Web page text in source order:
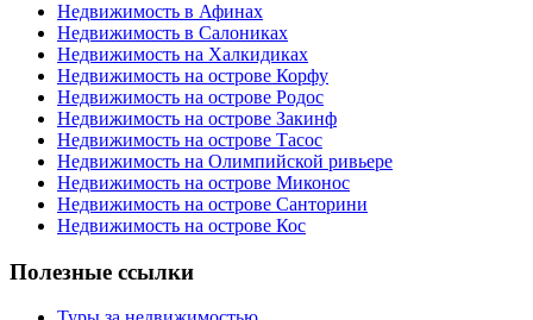
Недвижимость в Афинах
Недвижимость в Салониках
Недвижимость на Халкидиках
Недвижимость на острове Корфу
Недвижимость на острове Родос
Недвижимость на острове Закинф
Недвижимость на острове Тасос
Недвижимость на Олимпийской ривьере
Недвижимость на острове Миконос
Недвижимость на острове Санторини
Недвижимость на острове Кос
Полезные ссылки